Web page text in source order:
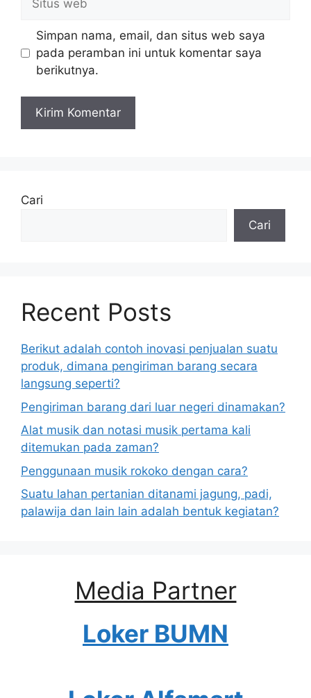
web
Simpan nama, email, dan situs web saya
pada peramban ini untuk komentar saya
berikutnya.
Cari
Cari
Recent Posts
Berikut adalah contoh inovasi penjualan suatu
produk, dimana pengiriman barang secara
langsung seperti?
Pengiriman barang dari luar negeri dinamakan?
Alat musik dan notasi musik pertama kali
ditemukan pada zaman?
Penggunaan musik rokoko dengan cara?
Suatu lahan pertanian ditanami jagung, padi,
palawija dan lain lain adalah bentuk kegiatan?
Media Partner
Loker BUMN